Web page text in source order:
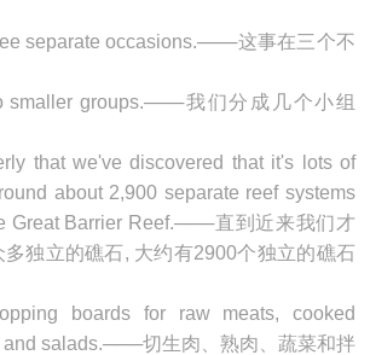
separate occasions.───这事在三个不
smaller groups.───我们分成几个小组
that we've discovered that it's lots of
about 2,900 separate reef systems
Great Barrier Reef.───直到近来我们才
独立的礁石, 大约有2900个独立的礁石
boards for raw meats, cooked
and salads.───切生肉、熟肉、蔬菜和拌